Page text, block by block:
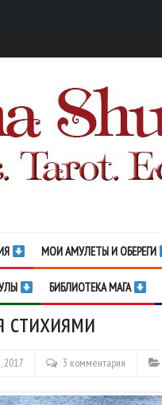
МОИ АМУЛЕТЫ И ОБЕРЕГИ
БИБЛИОТЕКА МАГА
стихиями
2017 3 комментария